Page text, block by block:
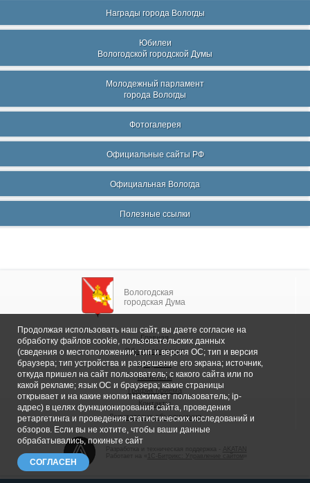
Награды города Вологды
Юбилеи
Вологодской городской Думы
Молодежный парламент
города Вологды
Фотогалерея
Официальные сайты РФ
Официальная Вологда
Полезные ссылки
Вологодская
городская Дума
Главная
Общие сведения
Депутаты
Комитеты
График приема
Контакты
Депутатские объединения
1С-Битрикс: Управление сайтом
Продолжая использовать наш сайт, вы даете согласие на
обработку файлов cookie, пользовательских данных
(сведения о местоположении; тип и версия ОС; тип и версия
браузера; тип устройства и разрешение его экрана; источник,
откуда пришел на сайт пользователь; с какого сайта или по
какой рекламе; язык ОС и браузера; какие страницы
открывает и на какие кнопки нажимает пользователь; ip-
адрес) в целях функционирования сайта, проведения
ретаргетинга и проведения статистических исследований и
обзоров. Если вы не хотите, чтобы ваши данные
обрабатывались, покиньте сайт
СОГЛАСЕН